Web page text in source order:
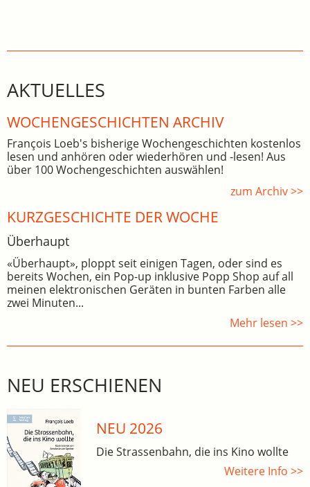
AKTUELLES
WOCHEN­GE­SCHICHTEN ARCHIV
François Loeb's bisherige Wochengeschichten kostenlos
lesen und anhören oder wiederhören und -lesen! Aus
über 100 Wochengeschichten auswählen!
zum Archiv >>
KURZGESCHICHTE DER WOCHE
Überhaupt
«Überhaupt», ploppt seit einigen Tagen, oder sind es
bereits Wochen, ein Pop-up inklusive Popp Shop auf all
meinen elektronischen Geräten in bunten Farben alle
zwei Minuten...
Mehr lesen >>
NEU ERSCHIENEN
NEU 2026
Die Strassenbahn, die ins Kino wollte
Weitere Info >>